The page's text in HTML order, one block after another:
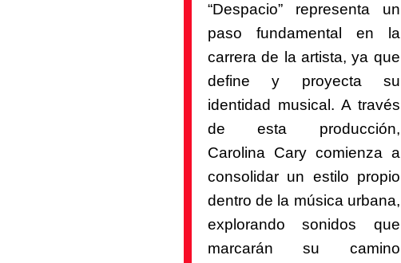
“Despacio” representa un
paso fundamental en la
carrera de la artista, ya que
define y proyecta su
identidad musical. A través
de esta producción,
Carolina Cary comienza a
consolidar un estilo propio
dentro de la música urbana,
explorando sonidos que
marcarán su camino